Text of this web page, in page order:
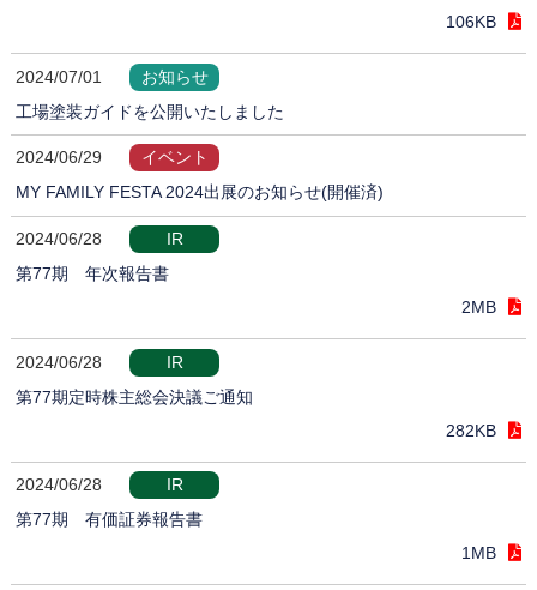
106KB
2024/07/01
お知らせ
工場塗装ガイドを公開いたしました
2024/06/29
イベント
MY FAMILY FESTA 2024出展のお知らせ(開催済)
2024/06/28
IR
第77期 年次報告書
2MB
2024/06/28
IR
第77期定時株主総会決議ご通知
282KB
2024/06/28
IR
第77期 有価証券報告書
1MB